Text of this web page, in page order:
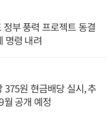
부 풍력 프로젝트 동결
명령 내려
375원 현금배당 실시, 추
월 공개 예정